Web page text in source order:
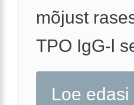
mõjust
TPO IgG-l
Loe edasi